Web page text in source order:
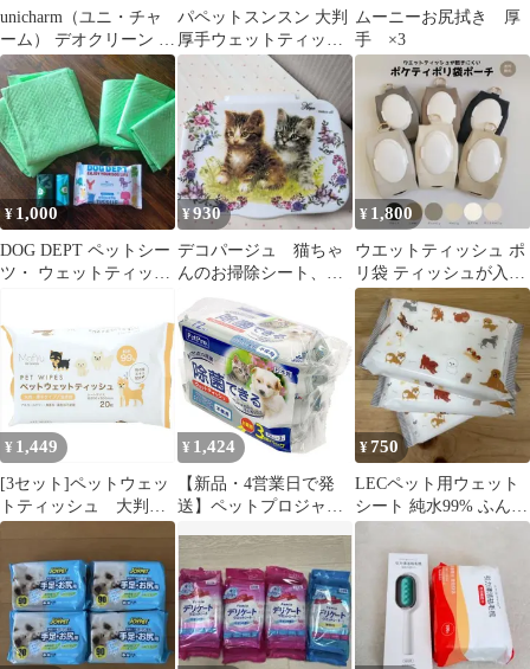
unicharm（ユニ・チャ
ーム） デオクリーン 純
水99%ウェットティッ
シュ 詰替え用 ペット
用/70枚×3個 デオクリ
ーン 純水99%ウェット
ティッシュ 詰替え用 70
枚×3個 (2646855)
パペットスンスン 大判
厚手ウェットティッシ
ュ 24枚 が4個セット
ムーニーお尻拭き 厚
手 ×3
¥ 1,000
DOG DEPT ペットシー
ツ・ ウェットティッシ
¥930
デコパージュ 猫ちゃ
んのお掃除シート、ウ
ェットシートケース
¥ 1,800
ウエットティッシュ ポ
リ袋 ティッシュが入る
マルチティッシュケー
ス
¥ 1,449
[3セット]ペットウェッ
トティッシュ 大判・
厚手／全身用
¥ 1,424
【新品・4営業日で発
送】ペットプロジャパ
きるウェットティッシ
ュ72枚入×3P (-)
¥750
LECペット用ウェット
シート 純水99% ふんわ
りシートタイプ 80枚入